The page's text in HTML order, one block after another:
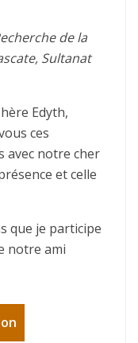
de la
Sultanat
Edyth,
ces
avec notre cher
et celle
que je participe
notre ami